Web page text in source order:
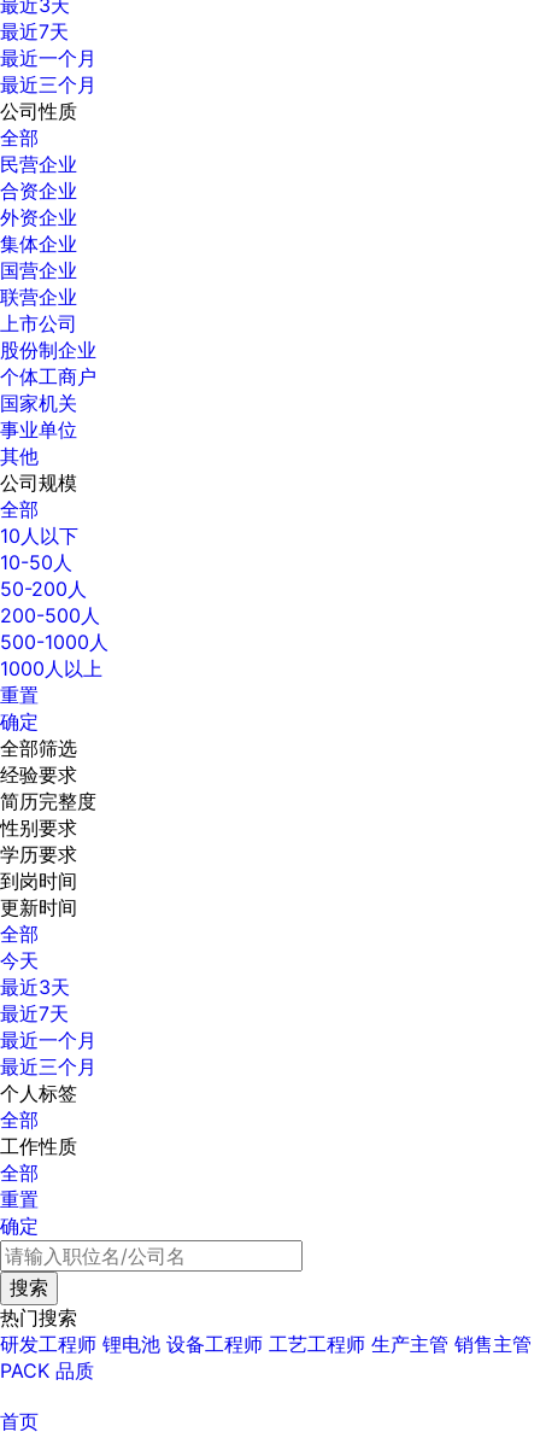
最近3天
最近7天
最近一个月
最近三个月
公司性质
全部
民营企业
合资企业
外资企业
集体企业
国营企业
联营企业
上市公司
股份制企业
个体工商户
国家机关
事业单位
其他
公司规模
全部
10人以下
10-50人
50-200人
200-500人
500-1000人
1000人以上
重置
确定
全部筛选
经验要求
简历完整度
性别要求
学历要求
到岗时间
更新时间
全部
今天
最近3天
最近7天
最近一个月
最近三个月
个人标签
全部
工作性质
全部
重置
确定
热门搜索
研发工程师 锂电池 设备工程师 工艺工程师 生产主管 销售主管
PACK 品质
首页